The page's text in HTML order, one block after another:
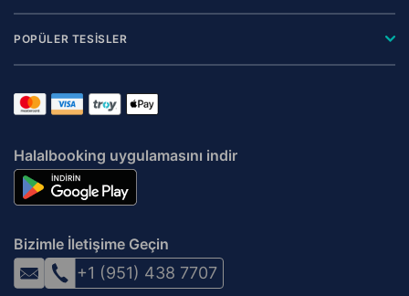
POPÜLER TESİSLER
Halalbooking uygulamasını indir
Bizimle İletişime Geçin
+1 (951) 438 7707